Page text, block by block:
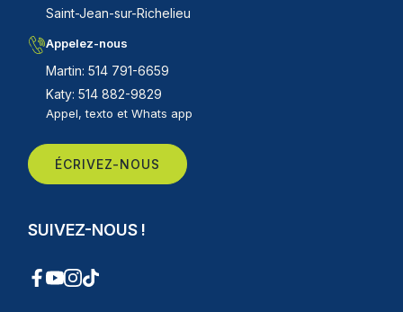
Saint-Jean-sur-Richelieu
Appelez-nous
Martin: 514 791-6659
Katy: 514 882-9829
Appel, texto et Whats app
ÉCRIVEZ-NOUS
SUIVEZ-NOUS !